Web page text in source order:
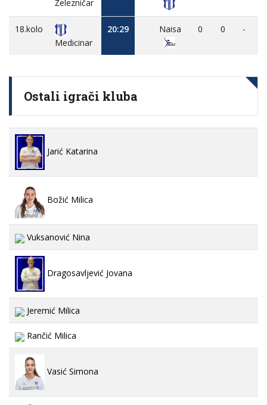
Železničar
18.kolo
Medicinar
20:29 Naisa 0 0 -
Ostali igrači kluba
Jarić Katarina
Božić Milica
Vuksanović Nina
Dragosavljević Jovana
Jeremić Milica
Rančić Milica
Vasić Simona